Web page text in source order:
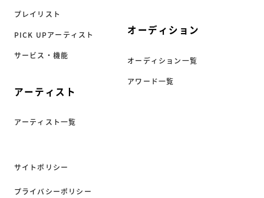
プレイリスト
PICK UPアーティスト
サービス・機能
アーティスト
アーティスト一覧
オーディション
オーディション一覧
アワード一覧
サイトポリシー
プライバシーポリシー